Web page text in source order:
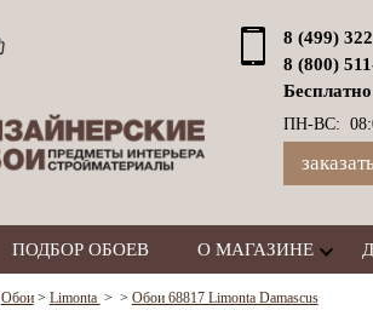
8 (499)
8 (800)
ПН-ВС:
ПОДБОР ОБОЕВ О МАГАЗИНЕ
Обои> Limonta > > Обои 68817 Limonta Damascus